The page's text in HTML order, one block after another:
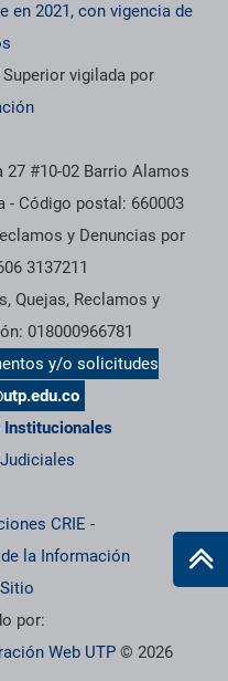
en 2021, con vigencia de
vigilada por
27 #10-02 Barrio Alamos
- Código postal: 660003
y Denuncias por
3137211
Quejas, Reclamos y
018000966781
y/o solicitudes
Institucionales
CRIE -
la Información
por:
Web UTP © 2026